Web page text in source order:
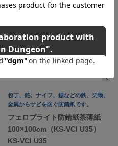
包丁、鉈、ナイフ、鋸などの鉄、刃物、
金属からサビを防ぐ防錆紙です。
フェロブライト防錆紙茶薄紙
100×100cm（KS-VCI U35）
KS-VCI U35